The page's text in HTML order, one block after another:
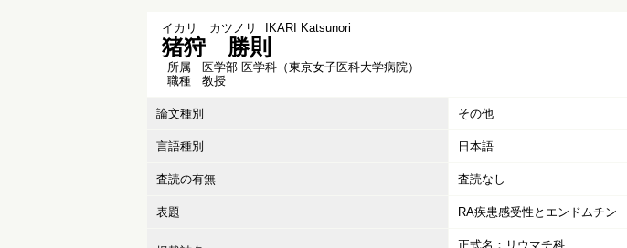
イカリ カツノリ IKARI Katsunori
猪狩 勝則
所属
医学部 医学科（東京女子医科大学病院）
職種
教授
論文種別 その他
言語種別 日本語
査読の有無 査読なし
表題 RA疾患感受性とエンドムチン
正式名：リウマチ科